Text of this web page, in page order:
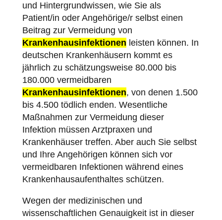
und Hintergrundwissen, wie Sie als
Patient/in oder Angehörige/r selbst einen
Beitrag zur Vermeidung von
Krankenhausinfektionen leisten können. In
deutschen Krankenhäusern kommt es
jährlich zu schätzungsweise 80.000 bis
180.000 vermeidbaren
Krankenhausinfektionen, von denen 1.500
bis 4.500 tödlich enden. Wesentliche
Maßnahmen zur Vermeidung dieser
Infektion müssen Arztpraxen und
Krankenhäuser treffen. Aber auch Sie selbst
und Ihre Angehörigen können sich vor
vermeidbaren Infektionen während eines
Krankenhausaufenthaltes schützen.
Wegen der medizinischen und
wissenschaftlichen Genauigkeit ist in dieser